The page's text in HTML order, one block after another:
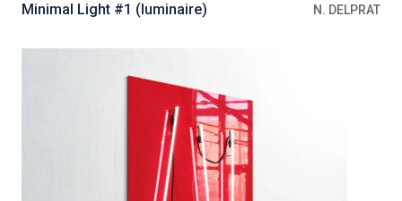
Minimal Light #1 (luminaire) N. DELPRAT